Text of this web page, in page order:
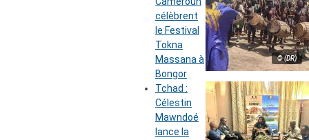
© (DR)
célèbrent
le Festival
Tokna
Massana à
Bongor
Tchad :
Célestin
Mawndoé
lance la